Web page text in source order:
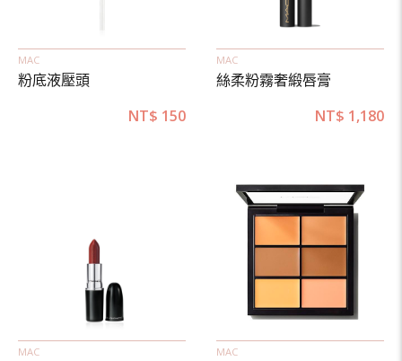
MAC
粉底液壓頭
NT$ 150
MAC
絲柔粉霧奢緞唇膏
NT$ 1,180
MAC MAC